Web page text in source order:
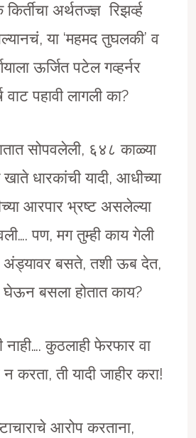
अर्थतज्ज्ञ रिझर्व्ह
या ‘महमद तुघलकी’ व
ऊर्जित पटेल गव्हर्नर
वाट पहावी लागली का?
सोपवलेली, ६४८ काळ्या
धारकांची यादी, आधीच्या
आरपार भ्रष्ट असलेल्या
पण, मग तुम्ही काय गेली
अंड्यावर बसते, तशी ऊब देत,
घेऊन बसला होतात काय?
कुठलाही फेरफार वा
करता, ती यादी जाहीर करा!
आरोप करताना,